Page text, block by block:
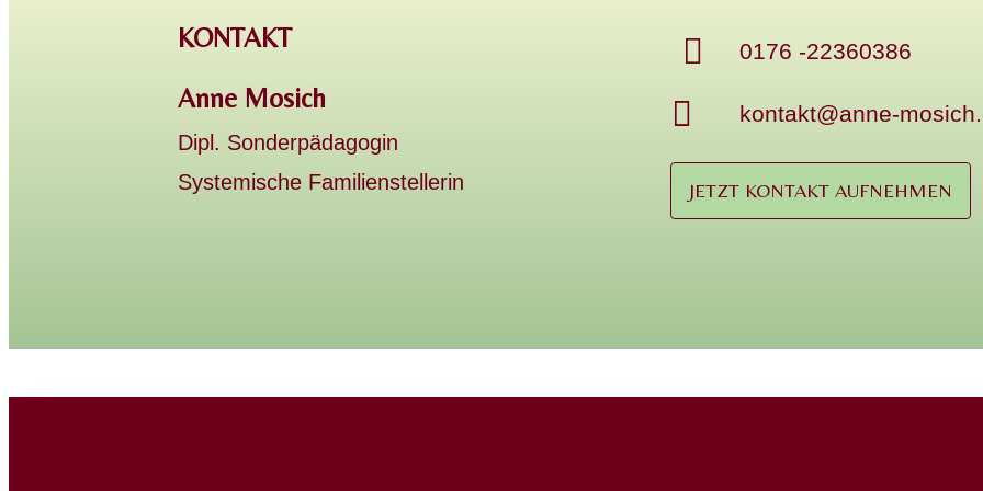
KONTAKT
Anne Mosich
Dipl. Sonderpädagogin
Systemische Familienstellerin
0176 -22360386
kontakt@anne-
JETZT KONTAKT AUFNEHMEN